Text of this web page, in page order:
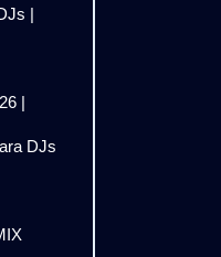
|
|
DJs